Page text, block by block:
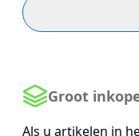
Groot
Als u artikelen in